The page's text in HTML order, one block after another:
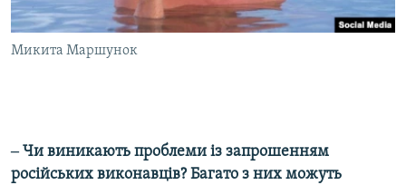
Микита Маршунок
‒ Чи виникають проблеми із запрошенням
російських виконавців? Багато з них можуть